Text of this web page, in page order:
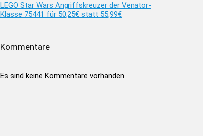
LEGO Star Wars Angriffskreuzer der Venator-
Klasse 75441 für 50,25€ statt 55,99€
Kommentare
Es sind keine Kommentare vorhanden.